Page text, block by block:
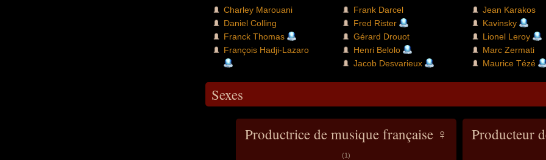
Charley Marouani
Daniel Colling
Franck Thomas
François Hadji-Lazaro
Frank Darcel
Fred Rister
Gérard Drouot
Henri Belolo
Jacob Desvarieux
Jean Karakos
Kavinsky
Lionel Leroy
Marc Zermati
Maurice Tézé
Sexes
Productrice de musique française ♀
(1)
Producteur